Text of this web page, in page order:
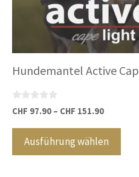
Hundemantel Active
0
v
CHF 97.90 – CHF 151.90
Ausführung wählen
weist